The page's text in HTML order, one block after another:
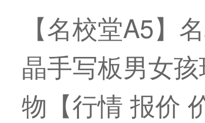
【名校堂A5】
晶手写板男女
物【行情 报价